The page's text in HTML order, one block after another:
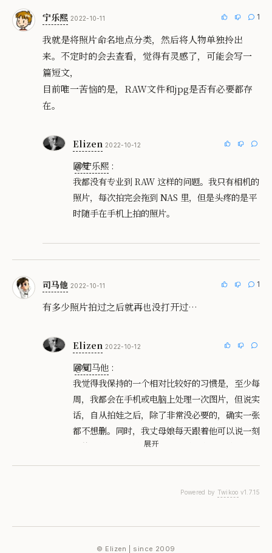
宁乐熙 2022-10-11 1
我就是将照片命名地点分类，然后将人物单独拎出
来。不定时的会去查看，觉得有灵感了，可能会写一
篇短文，
目前唯一苦恼的是，RAW文件和jpg是否有必要都存
在。
Elizen 2022-10-12
回复
@宁乐熙 :
我都没有专业到 RAW 这样的问题。我只有相机的
照片，每次拍完会拖到 NAS 里，但是头疼的是平
时随手在手机上拍的照片。
司马他 2022-10-11 1
有多少照片拍过之后就再也没打开过…
Elizen 2022-10-12
回复
@司马他 :
我觉得我保持的一个相对比较好的习惯是，至少每
周，我都会在手机或电脑上处理一次图片，但说实
话，自从拍娃之后，除了非常没必要的，确实一张
都不想删。同时，我丈母娘每天跟着他可以说一刻
不停再拍视频、拍照片，但是手机容量也就那么
展开
Powered by Twikoo v1.7.15
© Elizen | since 2009